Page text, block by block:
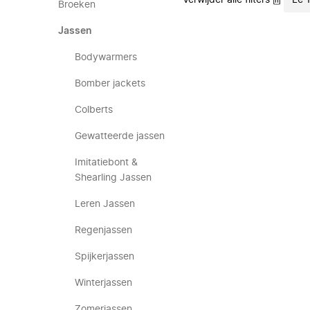
Broeken
Jassen
Bodywarmers
Bomber jackets
Colberts
Gewatteerde jassen
Imitatiebont &
Shearling Jassen
Leren Jassen
Regenjassen
Spijkerjassen
Winterjassen